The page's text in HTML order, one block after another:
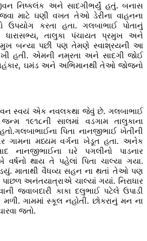
નિષ્કલંક અને સાદગીભર્યું હતું. બનાસ
જવા માટે ઘણી વખત તેઓ ડેરીના વાહનના
કરતા હતા. ગલબાભાઈ પોતાનું
ધારાસભ્ય, તાલુકા પંચાયત પ્રમુખ અને
બન્યા પછી પણ તેમણે સ્વાશ્રયની આ
હતી. એમની નમ્રતા અને સાદગી જોઈ
ઘમંડ અને અભિમાનથી તેઓ જોજનો
સ્વયં એક નવલકથા જેવું છે. ગલબાભાઈ
૧૯૧૮ની સાલમાં વડગામ તાલુકાના
પિતા નાનજીભાઈ ખેતીની
ગામના મધ્યમ વર્ગના ખેડૂત હતા. અનેક
નાનજીભાઈના ઘરે પગલીનો પાડનાર
થાય તે પહેલાં પિતા ચાલ્યા ગયા.
માતાથી વૈધવ્ય સહન ના થતાં તેઓ પણ
અનંતયાત્રાએ ચાલ્યાં ગયાં. નિરાધાર
જવાબદારી કાકા દલુભાઈ પટેલે ઉપાડી
મળી. ગામમાં સ્કૂલ નહોતી. છોકરાનું મન ના
જતો.